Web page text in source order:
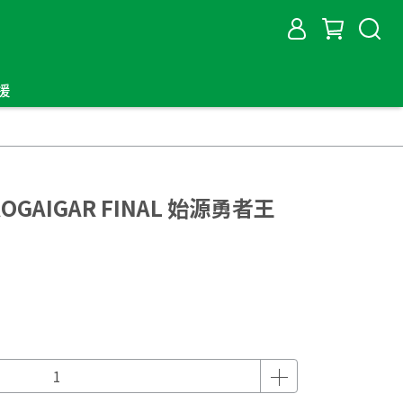
FINAL 始源勇者王